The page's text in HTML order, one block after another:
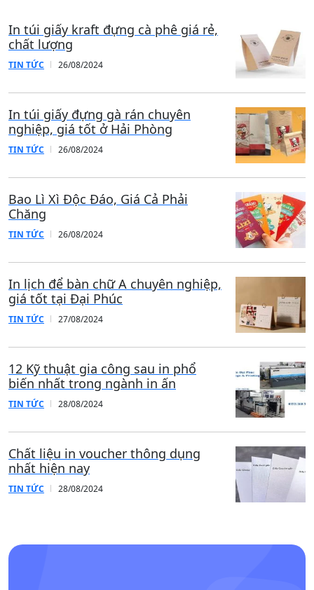
In túi giấy kraft đựng cà phê giá rẻ,
chất lượng
TIN TỨC 26/08/2024
In túi giấy đựng gà rán chuyên
nghiệp, giá tốt ở Hải Phòng
TIN TỨC 26/08/2024
Bao Lì Xì Độc Đáo, Giá Cả Phải
Chăng
TIN TỨC 26/08/2024
In lịch để bàn chữ A chuyên nghiệp,
giá tốt tại Đại Phúc
TIN TỨC 27/08/2024
12 Kỹ thuật gia công sau in phổ
biến nhất trong ngành in ấn
TIN TỨC 28/08/2024
Chất liệu in voucher thông dụng
nhất hiện nay
TIN TỨC 28/08/2024